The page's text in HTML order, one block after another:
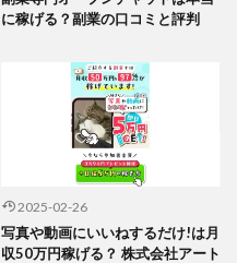
に稼げる？副業の口コミと評判
2025-02-26
写真や動画にいいねするだけ!は月
収50万円稼げる？ 株式会社アート